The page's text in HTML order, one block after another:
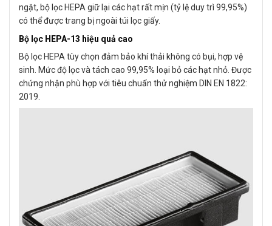
ngặt, bộ lọc HEPA giữ lại các hạt rất mịn (tỷ lệ duy trì 99,95%)
có thể được trang bị ngoài túi lọc giấy.
Bộ lọc HEPA-13 hiệu quả cao
Bộ lọc HEPA tùy chọn đảm bảo khí thải không có bụi, hợp vệ
sinh. Mức độ lọc và tách cao 99,95% loại bỏ các hạt nhỏ. Được
chứng nhận phù hợp với tiêu chuẩn thử nghiệm DIN EN 1822:
2019.